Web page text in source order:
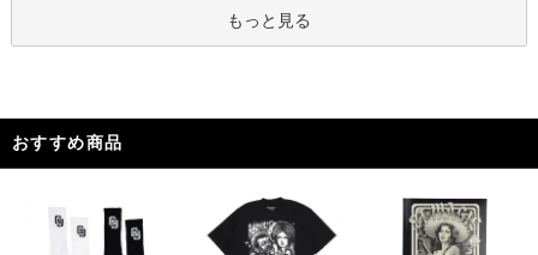
もっと見る
おすすめ商品